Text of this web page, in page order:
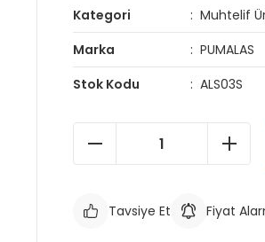
Kategori
Muhtelif
Marka
PUMALAS
Stok Kodu
ALS03S
Tavsiye Et Fiyat